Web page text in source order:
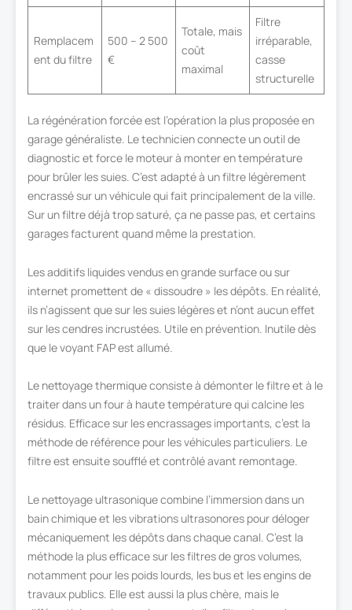
Remplacem
ent du filtre
500 – 2 500
€
Totale, mais
coût
maximal
Filtre
irréparable,
casse
structurelle
La régénération forcée est l’opération la plus proposée en
garage généraliste. Le technicien connecte un outil de
diagnostic et force le moteur à monter en température
pour brûler les suies. C’est adapté à un filtre légèrement
encrassé sur un véhicule qui fait principalement de la ville.
Sur un filtre déjà trop saturé, ça ne passe pas, et certains
garages facturent quand même la prestation.
Les additifs liquides vendus en grande surface ou sur
internet promettent de « dissoudre » les dépôts. En réalité,
ils n’agissent que sur les suies légères et n’ont aucun effet
sur les cendres incrustées. Utile en prévention. Inutile dès
que le voyant FAP est allumé.
Le nettoyage thermique consiste à démonter le filtre et à le
traiter dans un four à haute température qui calcine les
résidus. Efficace sur les encrassages importants, c’est la
méthode de référence pour les véhicules particuliers. Le
filtre est ensuite soufflé et contrôlé avant remontage.
Le nettoyage ultrasonique combine l’immersion dans un
bain chimique et les vibrations ultrasonores pour déloger
mécaniquement les dépôts dans chaque canal. C’est la
méthode la plus efficace sur les filtres de gros volumes,
notamment pour les poids lourds, les bus et les engins de
travaux publics. Elle est aussi la plus chère, mais le